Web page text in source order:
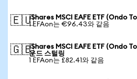
🇪🇺iShares MSCI EAFE ETF (Ondo
1 EFAon는 €96.43와 같음
🇬🇧iShares MSCI EAFE ETF (Ondo
운드 스털링
1 EFAon는 £82.41와 같음